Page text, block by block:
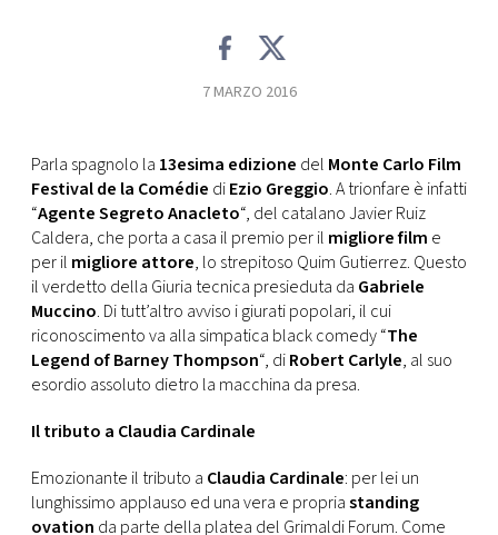
7 MARZO 2016
Parla spagnolo la 13esima edizione del Monte Carlo Film
Festival de la Comédie diEzio Greggio. A trionfare è infatti
“Agente Segreto Anacleto“, del catalano Javier Ruiz
Caldera, che porta a casa il premio per il migliore film e
per il migliore attore, lo strepitoso Quim Gutierrez. Questo
il verdetto della Giuria tecnica presieduta da Gabriele
Muccino. Di tutt’altro avviso i giurati popolari, il cui
riconoscimento va alla simpatica black comedy “The
Legend of Barney Thompson“, diRobert Carlyle, al suo
esordio assoluto dietro la macchina da presa.
Il tributo a Claudia Cardinale
Emozionante il tributo a Claudia Cardinale: per lei un
lunghissimo applauso ed una vera e propriastanding
ovation da parte della platea del Grimaldi Forum. Come